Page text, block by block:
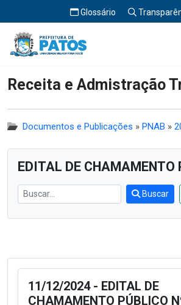
Glossário
Início Receita e Admistração Tributária
Receita e Admistração
Documentos e Publicações » PNAB »
Buscar
11/12/2024 - EDITAL DE
CHAMAMENTO PÚBLICO